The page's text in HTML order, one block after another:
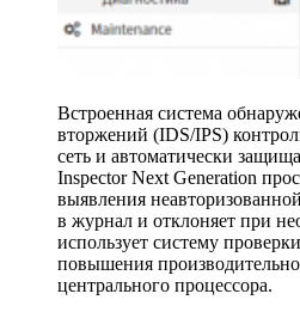
Встроенная система
вторжений (IDS/IPS)
сеть и автоматически
Inspector Next Generation
выявления
в журнал и отклоняет при
использует систему
повышения
центрального процессора.